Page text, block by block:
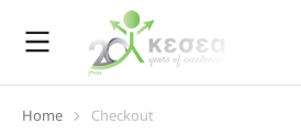
You are here:
Home Checkout